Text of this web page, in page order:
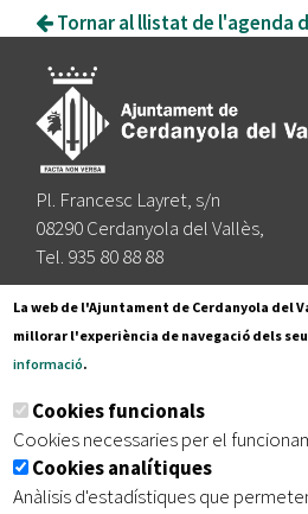
Tornar al llistat de l'agenda
Pl. Francesc Layret, s/n
08290 Cerdanyola del Vallès,
Tel. 935 80 88 88
Segueix-nos a:
Subscriu-te al nostre butlletí
Inici | Avís legal | Protecció de
| Accessibilitat
La web de l'Ajuntament de Cerdanyola del
millorar l'experiència de navegació dels
informació.
Cookies funcionals
Cookies necessaries per el
Cookies analítiques
Anàlisis d'estadístiques que